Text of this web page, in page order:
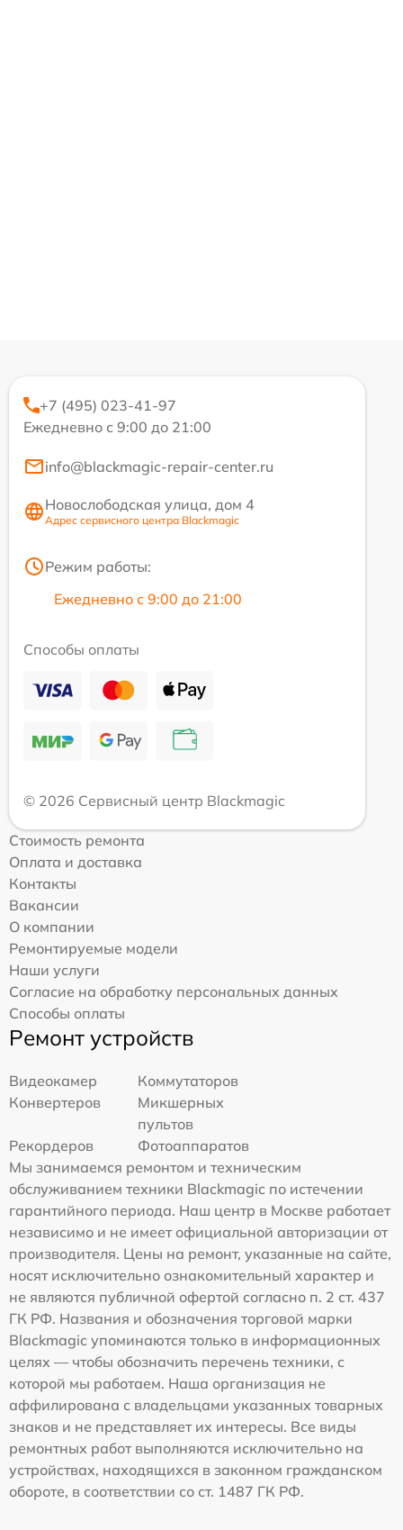
+7 (495) 023-41-97
Ежедневно с 9:00 до 21:00
info@blackmagic-repair-center.ru
Новослободская улица, дом 4
Адрес сервисного центра Blackmagic
Режим работы:
Ежедневно с 9:00 до 21:00
Способы оплаты
© 2026 Сервисный центр Blackmagic
Стоимость ремонта
Оплата и доставка
Контакты
Вакансии
О компании
Ремонтируемые модели
Наши услуги
Согласие на обработку персональных данных
Способы оплаты
Ремонт устройств
Видеокамер
Коммутаторов
Конвертеров
Микшерных
пультов
Рекордеров
Фотоаппаратов
Мы занимаемся ремонтом и техническим
обслуживанием техники Blackmagic по истечении
гарантийного периода. Наш центр в Москве работает
независимо и не имеет официальной авторизации от
производителя. Цены на ремонт, указанные на сайте,
носят исключительно ознакомительный характер и
не являются публичной офертой согласно п. 2 ст. 437
ГК РФ. Названия и обозначения торговой марки
Blackmagic упоминаются только в информационных
целях — чтобы обозначить перечень техники, с
которой мы работаем. Наша организация не
аффилирована с владельцами указанных товарных
знаков и не представляет их интересы. Все виды
ремонтных работ выполняются исключительно на
устройствах, находящихся в законном гражданском
обороте, в соответствии со ст. 1487 ГК РФ.